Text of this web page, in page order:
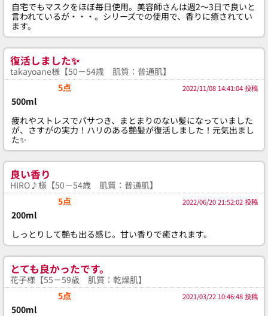
自宅でもマスクをほぼ毎日使用。美容師さんは週2～3日で良いと
言われているが・・・。シリーズでの使用で、香りに癒されてい
ます。
復活しました✨
takayoane様【50－54歳 肌質：普通肌】
5点
2022/11/08 14:41:04 投稿
500ml
疲れやストレスでパサつき、まとまりのない髪になっていました
が、さすがの実力！ハリのある艶髪が復活しました！元気出まし
た✨
良い香り
HIRO♪様【50－54歳 肌質：普通肌】
5点
2022/06/20 21:52:02 投稿
200ml
しっとりして艶も出る感じ。甘い香りで癒されます。
とても良かったです。
花子様【55－59歳 肌質：乾燥肌】
5点
2021/03/22 10:46:48 投稿
500ml